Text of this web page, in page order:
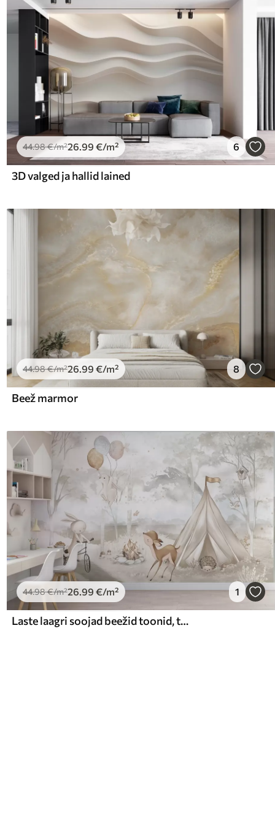
44.98€/m²26 .99 €/m² 6
3D valged ja hallid lained
44.98€/m²26.99 €/m² 8
Beež marmor
44.98€/m²26 .99 €/m² 1
Laste laagri soojad beežid toonid, telk ja metsa loomad